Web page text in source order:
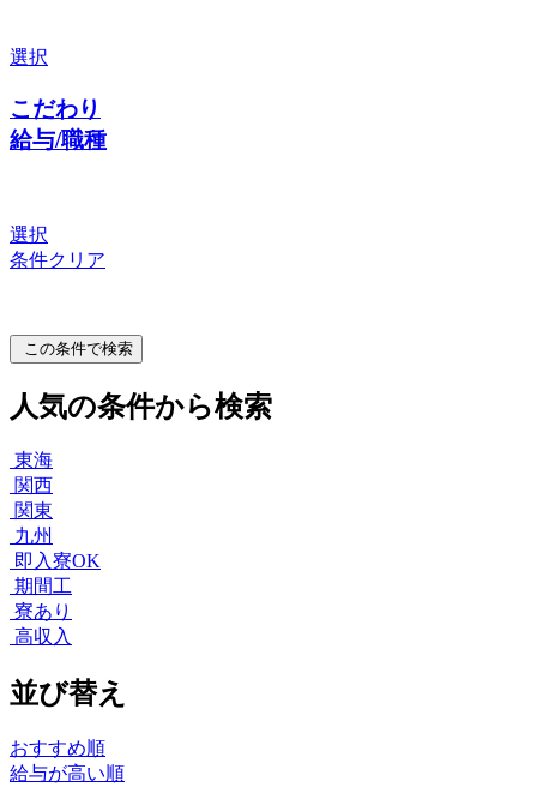
選択
こだわり
給与/職種
選択
条件クリア
この条件で検索
人気の条件から検索
東海
関西
関東
九州
即入寮OK
期間工
寮あり
高収入
並び替え
おすすめ順
給与が高い順